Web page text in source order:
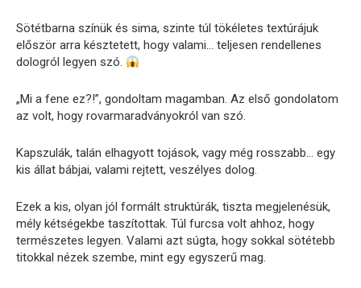
Sötétbarna színük és sima, szinte túl tökéletes textúrájuk
először arra késztetett, hogy valami… teljesen rendellenes
dologról legyen szó.
„Mi a fene ez?!”, gondoltam magamban. Az első gondolatom
az volt, hogy rovarmaradványokról van szó.
Kapszulák, talán elhagyott tojások, vagy még rosszabb… egy
kis állat bábjai, valami rejtett, veszélyes dolog.
Ezek a kis, olyan jól formált struktúrák, tiszta megjelenésük,
mély kétségekbe taszítottak. Túl furcsa volt ahhoz, hogy
természetes legyen. Valami azt súgta, hogy sokkal sötétebb
titokkal nézek szembe, mint egy egyszerű mag.